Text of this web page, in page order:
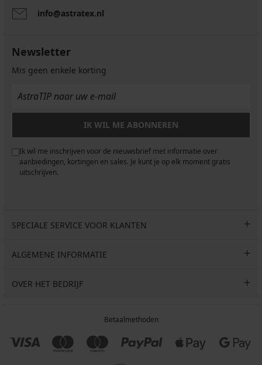
info@astratex.nl
Newsletter
Mis geen enkele korting
IK WIL ME ABONNEREN
Ik wil me inschrijven voor de nieuwsbrief met informatie over
aanbiedingen, kortingen en sales. Je kunt je op elk moment gratis
uitschrijven.
SPECIALE SERVICE VOOR KLANTEN
ALGEMENE INFORMATIE
OVER HET BEDRIJF
Betaalmethoden